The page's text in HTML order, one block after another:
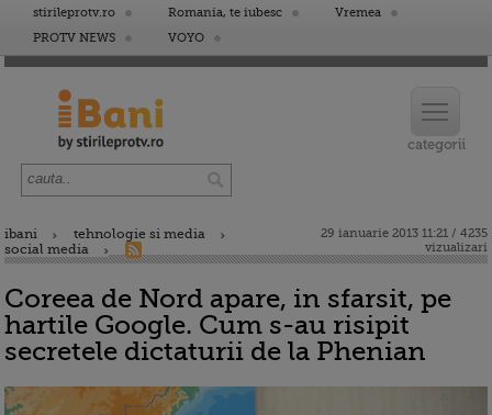
stirileprotv.ro Romania, te iubesc
Vremea
PROTV NEWS
VOYO
ibani
tehnologie si media
social media
29 ianuarie 2013 11:21 / 4235
vizualizari
Coreea de Nord apare, in sfarsit, pe
hartile Google. Cum s-au risipit
secretele dictaturii de la Phenian